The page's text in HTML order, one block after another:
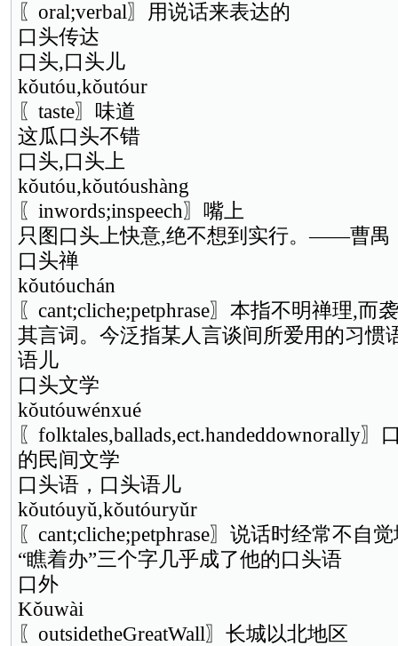
〖oral;verbal〗用说话来表达的
口头传达
口头,口头儿
kǒutóu,kǒutóur
〖taste〗味道
这瓜口头不错
口头,口头上
kǒutóu,kǒutóushàng
〖inwords;inspeech〗嘴上
只图口头上快意,绝不想到实行。——曹禺
口头禅
kǒutóuchán
〖cant;cliche;petphrase〗本指不明禅理,而
其言词。今泛指某人言谈间所爱用的习惯
语儿
口头文学
kǒutóuwénxué
〖folktales,ballads,ect.handeddownorally
的民间文学
口头语，口头语儿
kǒutóuyǔ,kǒutóuryǔr
〖cant;cliche;petphrase〗说话时经常不自
“瞧着办”三个字几乎成了他的口头语
口外
Kǒuwài
〖outsidetheGreatWall〗长城以北地区